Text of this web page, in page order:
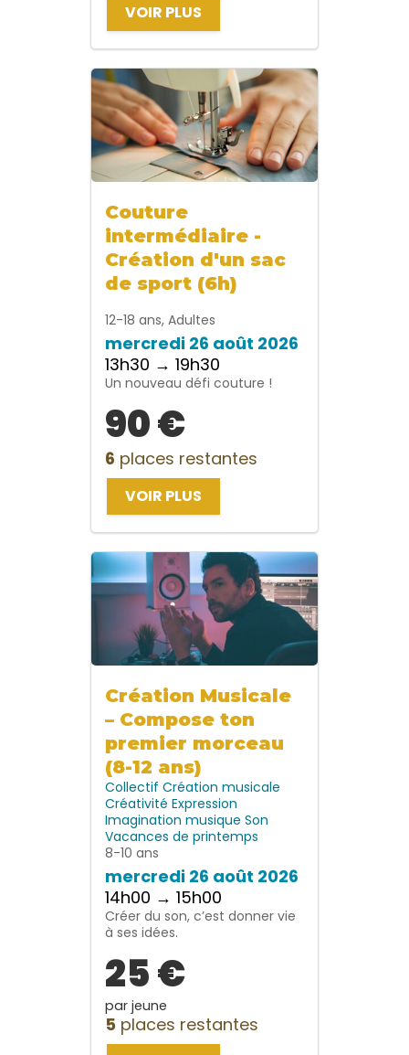
VOIR PLUS
Couture
intermédiaire -
Création d'un sac
de sport (6h)
12-18 ans, Adultes
mercredi 26 août 2026
13h30 → 19h30
Un nouveau défi couture !
90 €
6 places restantes
VOIR PLUS
Création Musicale
– Compose ton
premier morceau
(8-12 ans)
Collectif Création musicale
Créativité Expression
Imagination musique Son
Vacances de printemps
8-10 ans
mercredi 26 août 2026
14h00 → 15h00
Créer du son, c’est donner vie
à ses idées.
25 €
par jeune
5 places restantes